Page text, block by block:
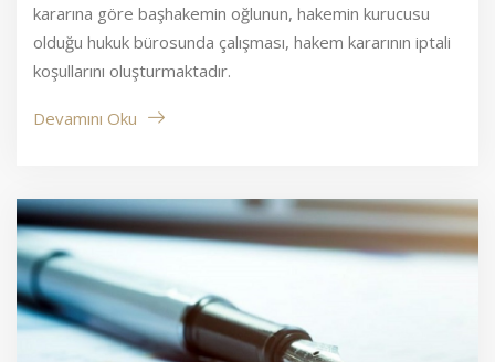
kararına göre başhakemin oğlunun, hakemin kurucusu
olduğu hukuk bürosunda çalışması, hakem kararının iptali
koşullarını oluşturmaktadır.
Devamını Oku